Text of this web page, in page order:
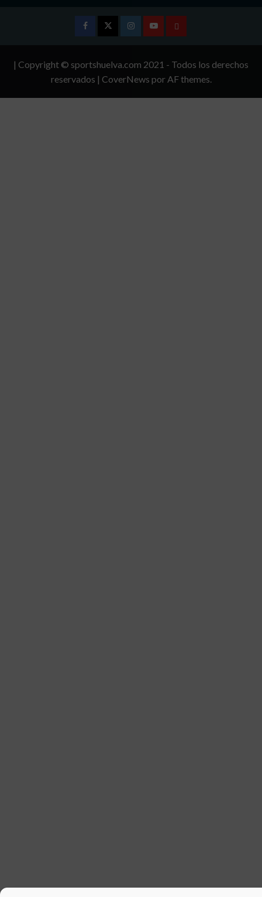
InstagramYoutubeTÉRMINOS
CONDICIONES
| Copyright © sportshuelva.com 2021 - Todos los derechos
reservados | CoverNews por AF themes.